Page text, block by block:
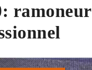
ramoneur